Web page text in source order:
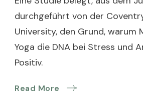
durchgeführt von der
University, den Grund, warum
Yoga die DNA bei Stress und
Positiv.
Read More